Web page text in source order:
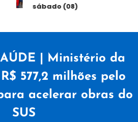
sábado (08)
| Ministério da
577,2 milhões pelo
acelerar obras do
SUS